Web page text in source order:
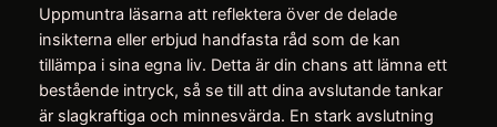
Uppmuntra läsarna att reflektera över de delade
insikterna eller erbjud handfasta råd som de kan
tillämpa i sina egna liv. Detta är din chans att lämna ett
bestående intryck, så se till att dina avslutande tankar
är slagkraftiga och minnesvärda. En stark avslutning